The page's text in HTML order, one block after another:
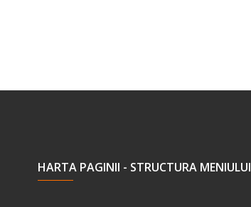
HARTA PAGINII - STRUCTURA MENIULUI